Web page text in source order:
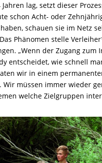
lag, setzt dieser
schon Acht- oder
schauen sie im Netz
Phänomen stelle
„Wenn der Zugang zum
entscheidet, wie schnell
wir in einem
müssen immer wieder
welche Zielgruppen